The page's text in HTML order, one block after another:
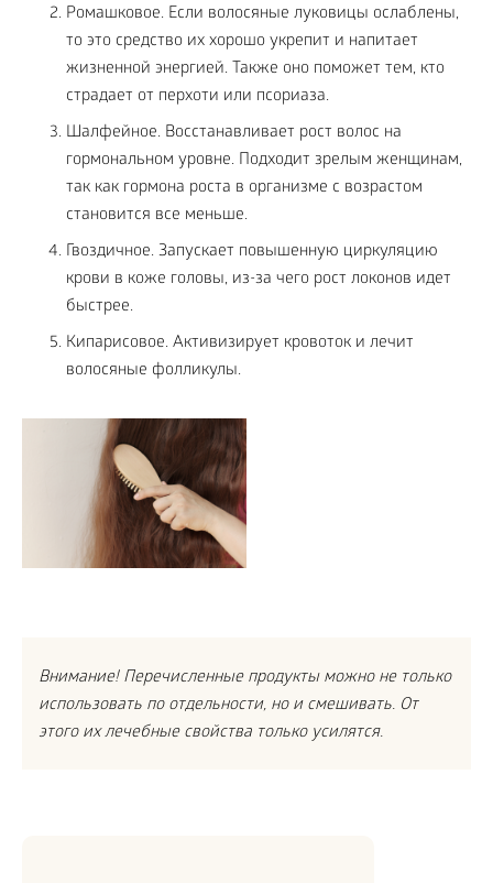
Ромашковое. Если волосяные луковицы ослаблены,
то это средство их хорошо укрепит и напитает
жизненной энергией. Также оно поможет тем, кто
страдает от перхоти или псориаза.
Шалфейное. Восстанавливает рост волос на
гормональном уровне. Подходит зрелым женщинам,
так как гормона роста в организме с возрастом
становится все меньше.
Гвоздичное. Запускает повышенную циркуляцию
крови в коже головы, из-за чего рост локонов идет
быстрее.
Кипарисовое. Активизирует кровоток и лечит
волосяные фолликулы.
Внимание! Перечисленные продукты можно не только
использовать по отдельности, но и смешивать. От
этого их лечебные свойства только усилятся.